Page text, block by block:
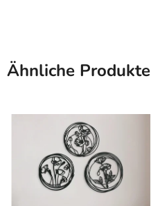
Ähnliche Produkte